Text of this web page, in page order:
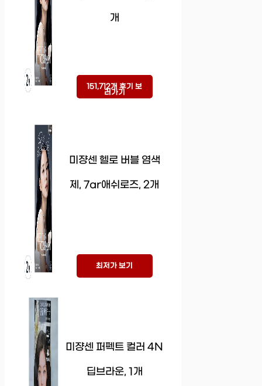
개
151,712개 후기 보
러가기
미쟝센 헬로 버블 염색
제, 7ar애쉬로즈, 2개
최저가 보기
미쟝센 퍼펙트 컬러 4N
딥브라운, 1개